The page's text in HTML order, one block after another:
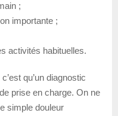
;
importante ;
activités habituelles.
qu’un diagnostic
prise en charge. On ne
simple douleur